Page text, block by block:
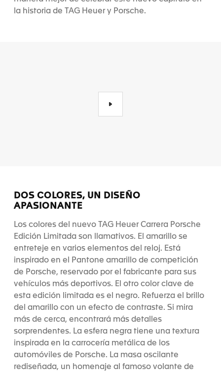
la historia de TAG Heuer y Porsche.
DOS COLORES, UN DISEÑO
APASIONANTE
Los colores del nuevo TAG Heuer Carrera Porsche
Edición Limitada son llamativos. El amarillo se
entreteje en varios elementos del reloj. Está
inspirado en el Pantone amarillo de competición
de Porsche, reservado por el fabricante para sus
vehículos más deportivos. El otro color clave de
esta edición limitada es el negro. Refuerza el brillo
del amarillo con un efecto de contraste. Si mira
más de cerca, encontrará más detalles
sorprendentes. La esfera negra tiene una textura
inspirada en la carrocería metálica de los
automóviles de Porsche. La masa oscilante
rediseñada, un homenaje al famoso volante de